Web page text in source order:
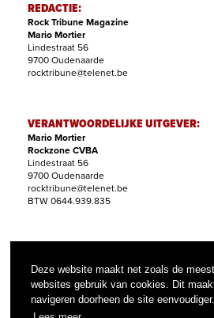
Deze website maakt net zoals de
websites gebruik van cookies. Dit
navigeren doorheen de site eenvoudiger.
REDACTIE:
Rock Tribune Magazine
Mario Mortier
Lindestraat 56
9700 Oudenaarde
rocktribune@telenet.be
VERANTWOORDELIJKE UITGEVER:
Mario Mortier
Rockzone CVBA
Lindestraat 56
9700 Oudenaarde
rocktribune@telenet.be
BTW 0644.939.835
Filip Nollet
abonnementen@rock-tribune.com